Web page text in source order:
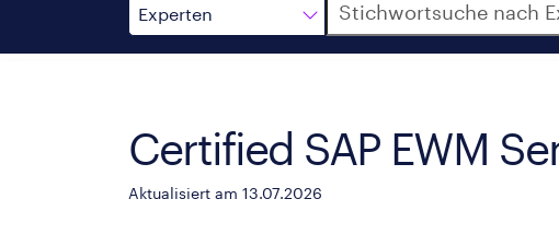
Experten
Certified SAP EWM
Aktualisiert am 13.07.2026